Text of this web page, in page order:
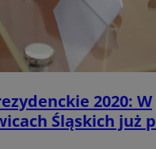
2020: W
Śląskich już